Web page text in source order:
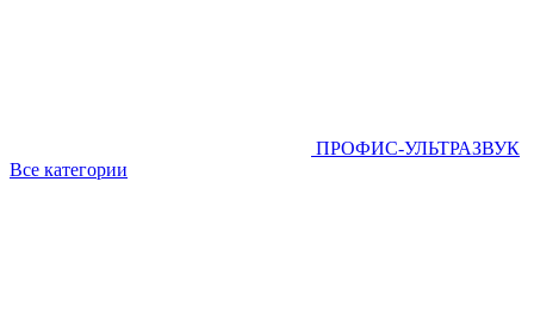
ПРОФИС-УЛЬТРАЗВУК
Все категории